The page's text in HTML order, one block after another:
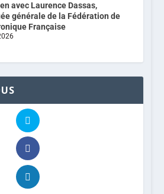
avec Laurence Dassas,
générale de la Fédération de
Française